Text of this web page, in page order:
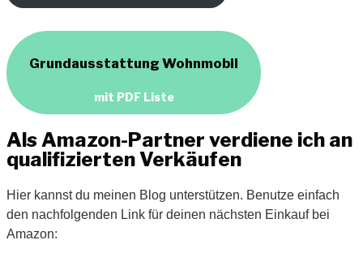
Grundausstattung Wohnmobil
mit PDF Liste
Als Amazon-Partner verdiene ich an
qualifizierten Verkäufen
Hier kannst du meinen Blog unterstützen. Benutze einfach
den nachfolgenden Link für deinen nächsten Einkauf bei
Amazon: